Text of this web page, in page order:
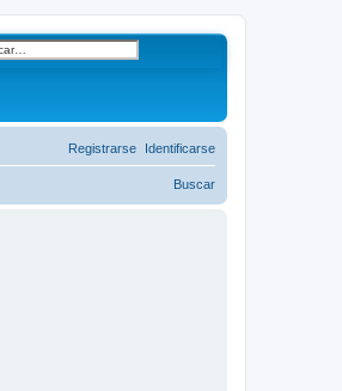
Identificarse
Registrarse
Buscar